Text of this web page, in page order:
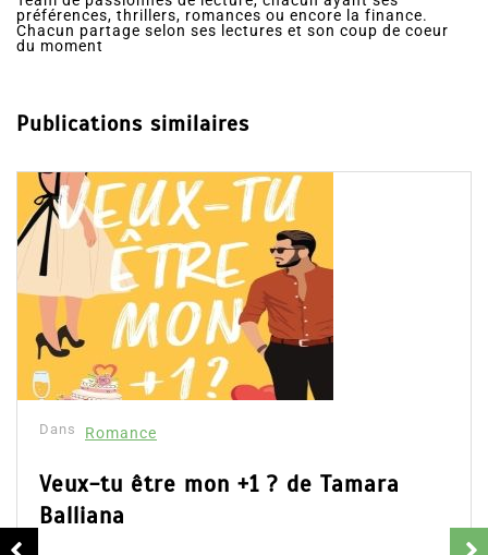
préférences, thrillers, romances ou encore la finance.
Chacun partage selon ses lectures et son coup de coeur
du moment
Publications similaires
Dans Romance